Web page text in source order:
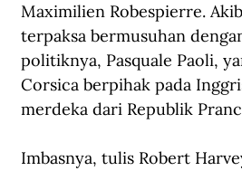
Maximilien Robespierre.
terpaksa bermusuhan
politiknya, Pasquale Paoli,
Corsica berpihak pada
merdeka dari Republik
Imbasnya, tulis Robert